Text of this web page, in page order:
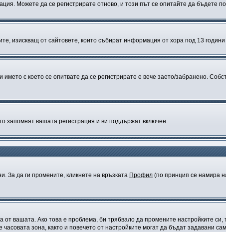
Можете да се регистрирате отново, и този път се опитайте да бъдете
изискващ от сайтовете, които събират информация от хора под 13 години
с което се опитвате да се регистрирате е вече заето/забранено.
запомнят вашата регистрация и ви поддържат включен.
За да ги промените, кликнете на връзката Профил (по принцип се намира
от вашата. Ако това е проблема, би трябвало да промените настройките
зона, както и повечето от настройките могат да бъдат задавани